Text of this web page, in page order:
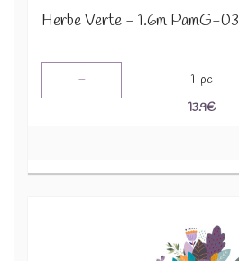
Herbe Verte - 1.6m PamG-03
- 1 pc
13.9€